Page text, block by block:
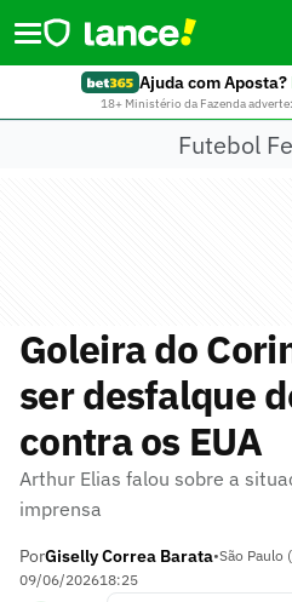
Ajuda com Aposta?
18+ Ministério da Fazenda
Futebol
Goleira do
ser desfalque
contra os EUA
Arthur Elias falou sobre a
imprensa
PorGiselly Correa Barata•São Paulo
09/06/202618:25